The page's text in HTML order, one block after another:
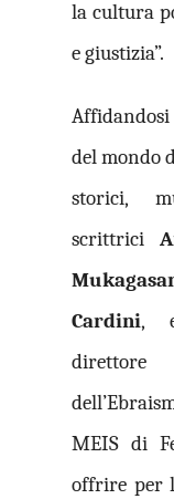
la cultura
e giustizia”.
del mondo
storici,
scrittrici
Cardini,
MEIS di
offrire per